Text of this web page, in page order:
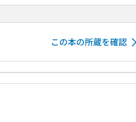
この本の所蔵を確認